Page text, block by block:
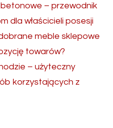
– przewodnik
dla właścicieli posesji
meble sklepowe
towarów?
– użyteczny
korzystających z